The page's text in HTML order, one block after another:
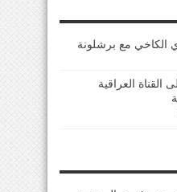
الكاخي مع برشلونة
القناة العراقية